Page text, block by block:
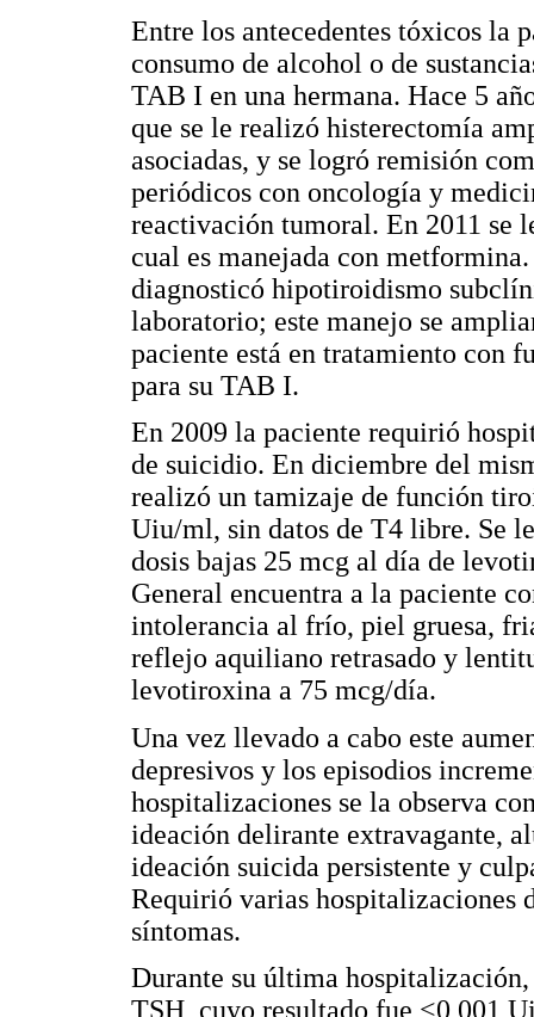
Entre los antecedentes tóxicos la
consumo de alcohol o de
TAB I en una hermana. Hace 5
que se le realizó histerectomía
asociadas, y se logró remisión
periódicos con oncología y
reactivación tumoral. En 2011 se
cual es manejada con
diagnosticó hipotiroidismo
laboratorio; este manejo se
paciente está en tratamiento con
para su TAB I.
En 2009 la paciente requirió
de suicidio. En diciembre del
realizó un tamizaje de función
Uiu/ml, sin datos de T4 libre. Se
dosis bajas 25 mcg al día de
General encuentra a la paciente
intolerancia al frío, piel gruesa,
reflejo aquiliano retrasado y
levotiroxina a 75 mcg/día.
Una vez llevado a cabo este
depresivos y los episodios
hospitalizaciones se la observa
ideación delirante extravagante,
ideación suicida persistente y
Requirió varias hospitalizaciones
síntomas.
Durante su última
TSH, cuyo resultado fue <0,001